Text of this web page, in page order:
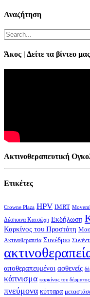
Αναζήτηση
Άκος | Δείτε τα βίντεο μας
Ακτινοθεραπευτική
Ετικέτες
Crowne Plaza HPV IMRT
Δέσποινα Κατσώχη Εκδήλωση
Καρκίνος του Προστάτη
Ακτινοθεραπεία Συνέδριο
αποθεραπευμένοι ασθενείς
κάπνισμα καρκίνος του δέρματος
πνεύμονα κύτταρα